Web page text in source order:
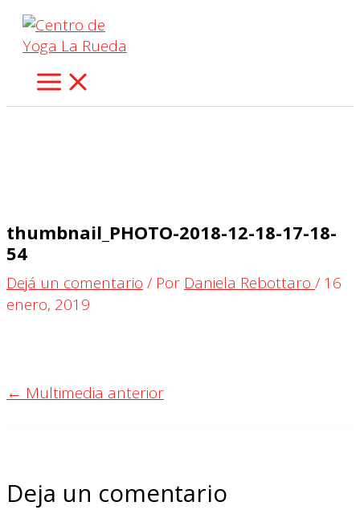
contenido
thumbnail_PHOTO-2018-12-18-17-18-
54
Dejá un comentario / Por Daniela Rebottaro / 16
enero, 2019
← Multimedia anterior
Deja un comentario